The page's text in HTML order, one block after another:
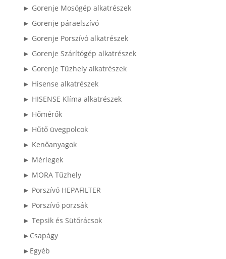
► Gorenje Mosógép alkatrészek
► Gorenje páraelszívó
► Gorenje Porszívó alkatrészek
► Gorenje Szárítógép alkatrészek
► Gorenje Tűzhely alkatrészek
► Hisense alkatrészek
► HISENSE Klíma alkatrészek
► Hőmérők
► Hűtő üvegpolcok
► Kenőanyagok
► Mérlegek
► MORA Tűzhely
► Porszívó HEPAFILTER
► Porszívó porzsák
► Tepsik és Sütőrácsok
►Csapágy
►Egyéb